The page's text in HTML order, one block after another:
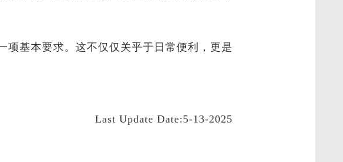
项基本要求。这不仅仅关乎于日常便利，更是
Last Update Date:5-13-2025